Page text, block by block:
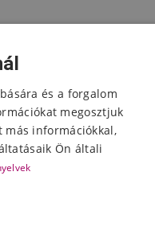
és a forgalom
megosztjuk
más információkkal,
Ön általi